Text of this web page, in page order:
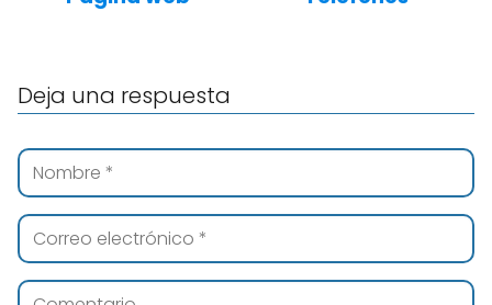
Deja una respuesta